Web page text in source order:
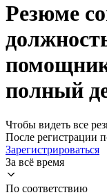
Резюме
полный
Чтобы видеть все
После регистрации
Зарегистрироваться
За всё время
По соответствию